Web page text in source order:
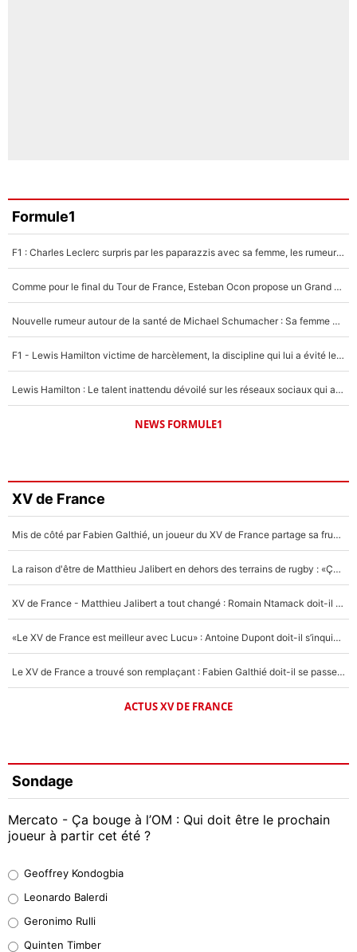
Formule1
F1 : Charles Leclerc surpris par les paparazzis avec sa femme, les rumeurs étaient vraies !
Comme pour le final du Tour de France, Esteban Ocon propose un Grand Prix de Formule 1 à Paris : «Autour de l’Arc de Triomphe, ce serait génial» !
Nouvelle rumeur autour de la santé de Michael Schumacher : Sa femme Corinna sort du silence
F1 - Lewis Hamilton victime de harcèlement, la discipline qui lui a évité le pire : «J'aurais probablement mal tourné»
Lewis Hamilton : Le talent inattendu dévoilé sur les réseaux sociaux qui a impressionné Kim Kardashian pendant leurs vacances en amoureux !
NEWS FORMULE1
XV de France
Mis de côté par Fabien Galthié, un joueur du XV de France partage sa frustration : «ils ne me l’ont pas dit tout de suite»
La raison d'être de Matthieu Jalibert en dehors des terrains de rugby : «Ça m'atteint autant que si tu touches à un membre de ma famille»
XV de France - Matthieu Jalibert a tout changé : Romain Ntamack doit-il s’inquiéter pour sa place à un an de la Coupe du monde ?
«Le XV de France est meilleur avec Lucu» : Antoine Dupont doit-il s’inquiéter pour sa place ?
Le XV de France a trouvé son remplaçant : Fabien Galthié doit-il se passer d'Antoine Dupont ?
ACTUS XV DE FRANCE
Sondage
Mercato - Ça bouge à l’OM : Qui doit être le prochain
joueur à partir cet été ?
38%
32%
Geoffrey Kondogbia
Leonardo Balerdi
Geronimo Rulli
Quinten Timber